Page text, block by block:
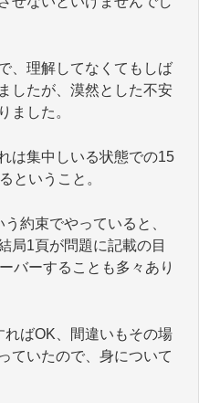
、理解してなくてもしば
したが、漠然とした不安
ました。
は集中しいる状態での15
ということ。
約束でやっていると、
局1頁が問題に記載の目
バーすることも多々あり
ればOK、間違いもその場
ていたので、身について